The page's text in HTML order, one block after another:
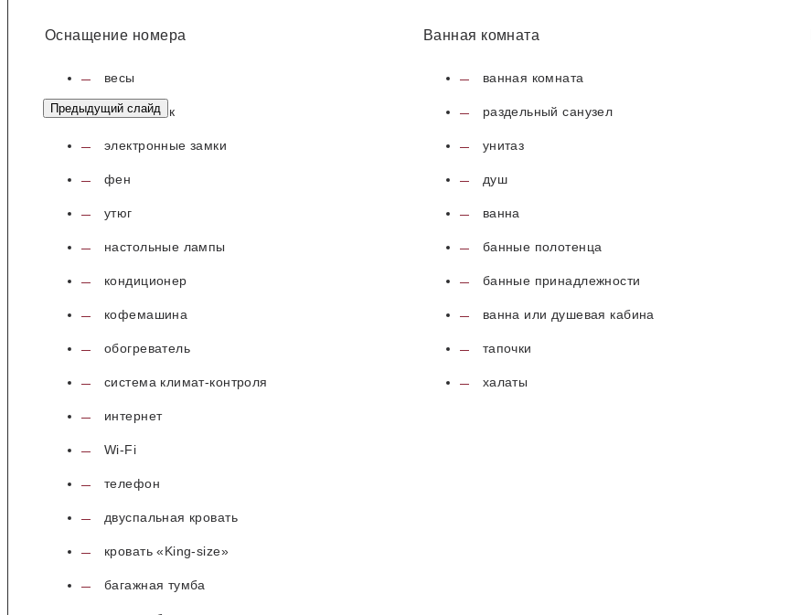
Предыдущий слайд
Оснащение номера
весы
светильник
электронные замки
фен
утюг
настольные лампы
кондиционер
кофемашина
обогреватель
система климат-контроля
интернет
Wi-Fi
телефон
двуспальная кровать
кровать «King-size»
багажная тумба
Ванная комната
ванная комната
раздельный санузел
унитаз
душ
ванна
банные полотенца
банные принадлежности
ванна или душевая кабина
тапочки
халаты